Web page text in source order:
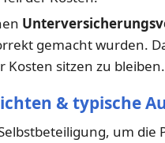
gemacht wurden.
Kosten sitzen zu bleiben.
& typische
um die